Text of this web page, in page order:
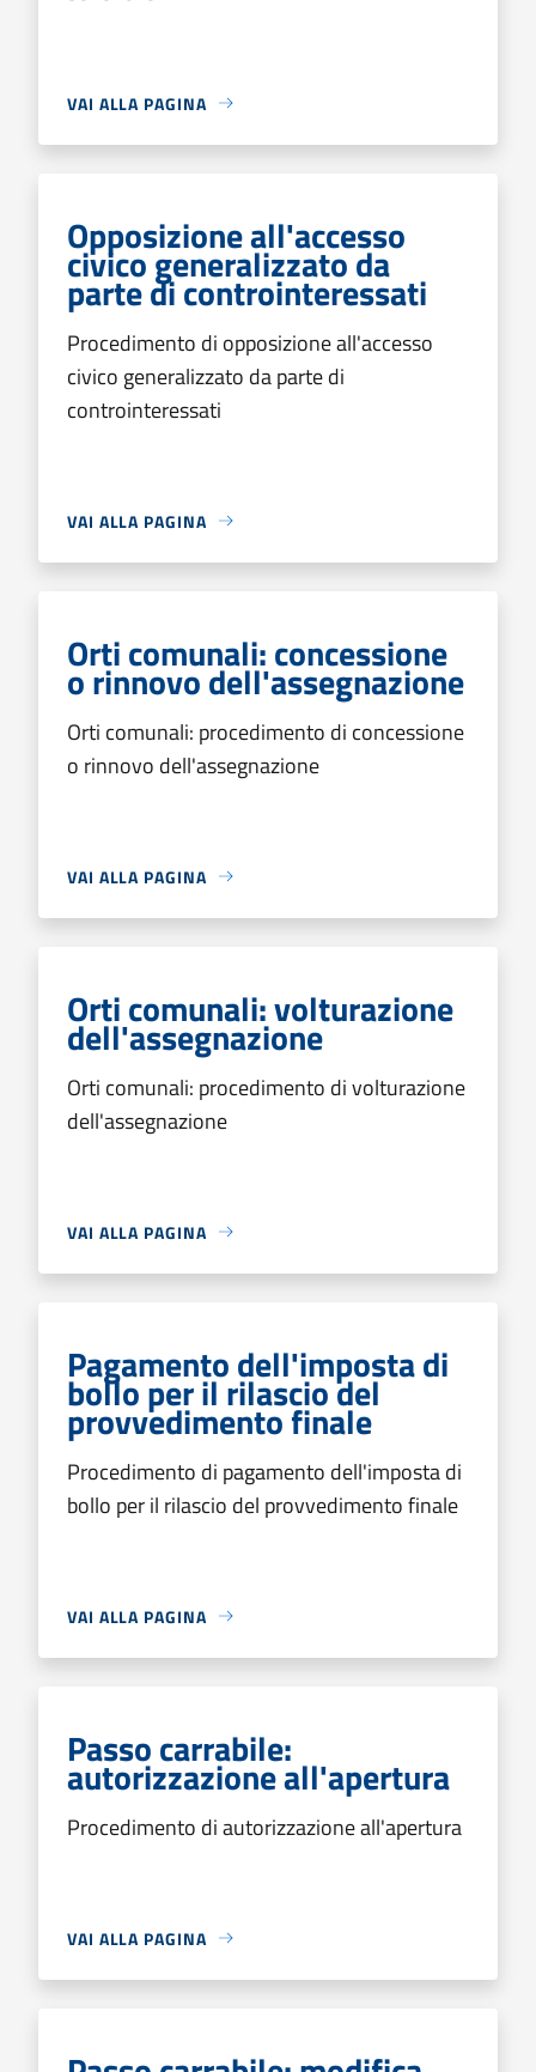
VAI ALLA PAGINA
Opposizione all'accesso
civico generalizzato da
parte di controinteressati
Procedimento di opposizione all'accesso
civico generalizzato da parte di
controinteressati
VAI ALLA PAGINA
Orti comunali: concessione
o rinnovo dell'assegnazione
Orti comunali: procedimento di concessione
o rinnovo dell'assegnazione
VAI ALLA PAGINA
Orti comunali: volturazione
dell'assegnazione
Orti comunali: procedimento di volturazione
dell'assegnazione
VAI ALLA PAGINA
Pagamento dell'imposta di
bollo per il rilascio del
provvedimento finale
Procedimento di pagamento dell'imposta di
bollo per il rilascio del provvedimento finale
VAI ALLA PAGINA
Passo carrabile:
autorizzazione all'apertura
Procedimento di autorizzazione all'apertura
VAI ALLA PAGINA